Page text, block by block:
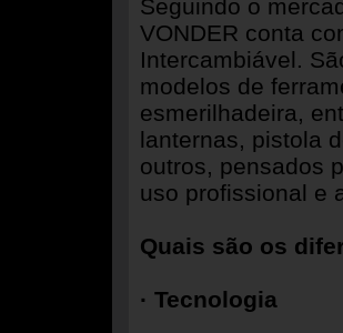
Seguindo o
VONDER conta
Intercambiável.
modelos de
esmerilhadeira,
lanternas, pistola
outros, pensados
uso profissional e
Quais são os
· Tecnologia